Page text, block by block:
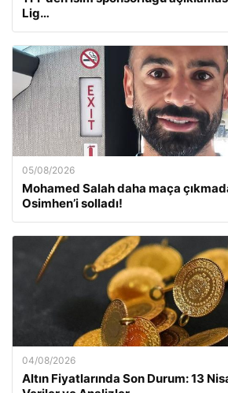
Lig…
05/08/2026
Mohamed Salah daha maça
Osimhen’i solladı!
04/08/2026
Altın Fiyatlarında Son Durum: 13